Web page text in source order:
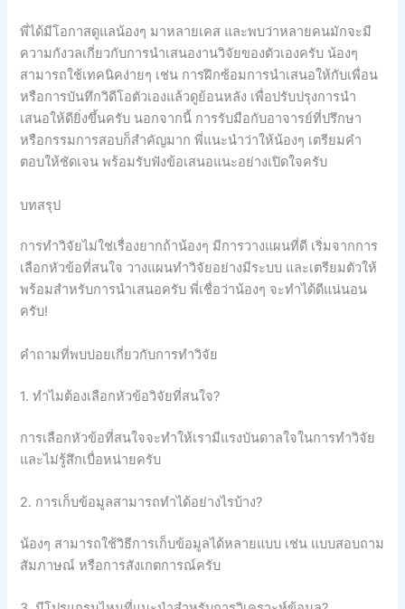
พี่ได้มีโอกาสดูแลน้องๆ มาหลายเคส และพบว่าหลายคนมักจะมี
ความกังวลเกี่ยวกับการนำเสนองานวิจัยของตัวเองครับ น้องๆ
สามารถใช้เทคนิคง่ายๆ เช่น การฝึกซ้อมการนำเสนอให้กับเพื่อน
หรือการบันทึกวิดีโอตัวเองแล้วดูย้อนหลัง เพื่อปรับปรุงการนำ
เสนอให้ดียิ่งขึ้นครับ นอกจากนี้ การรับมือกับอาจารย์ที่ปรึกษา
หรือกรรมการสอบก็สำคัญมาก พี่แนะนำว่าให้น้องๆ เตรียมคำ
ตอบให้ชัดเจน พร้อมรับฟังข้อเสนอแนะอย่างเปิดใจครับ
บทสรุป
การทำวิจัยไม่ใช่เรื่องยากถ้าน้องๆ มีการวางแผนที่ดี เริ่มจากการ
เลือกหัวข้อที่สนใจ วางแผนทำวิจัยอย่างมีระบบ และเตรียมตัวให้
พร้อมสำหรับการนำเสนอครับ พี่เชื่อว่าน้องๆ จะทำได้ดีแน่นอน
ครับ!
คำถามที่พบบ่อยเกี่ยวกับการทำวิจัย
1. ทำไมต้องเลือกหัวข้อวิจัยที่สนใจ?
การเลือกหัวข้อที่สนใจจะทำให้เรามีแรงบันดาลใจในการทำวิจัย
และไม่รู้สึกเบื่อหน่ายครับ
2. การเก็บข้อมูลสามารถทำได้อย่างไรบ้าง?
น้องๆ สามารถใช้วิธีการเก็บข้อมูลได้หลายแบบ เช่น แบบสอบถาม
สัมภาษณ์ หรือการสังเกตการณ์ครับ